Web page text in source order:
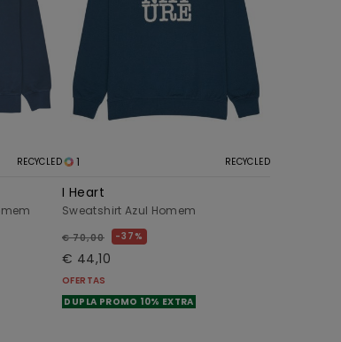
RECYCLED 1 RECYCLED
I Heart
Sweatshirt Azul Homem
€ 70,00 37%
€ 44,10
OFERTAS
DUPLA PROMO 10% EXTRA